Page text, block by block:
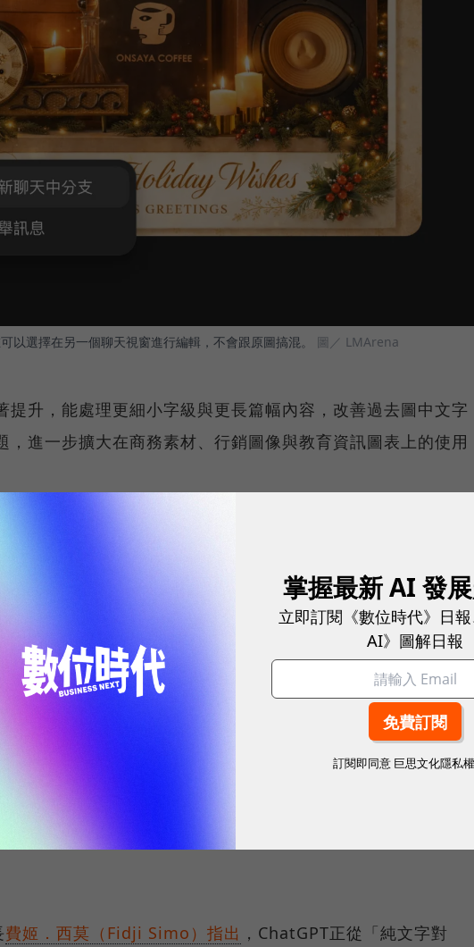
以選擇在另一個聊天視窗進行編輯，不會跟原圖搞混。 圖／ LMArena
提升，能處理更細小字級與更長篇幅內容，改善過去圖中文字
，進一步擴大在商務素材、行銷圖像與教育資訊圖表上的使用
半導體、數位趨勢！訂閱《數位時代》日報及社群活動訊息
費姬．西莫（Fidji Simo）指出 ，ChatGPT正從「純文字對
掌握最新 AI 發
立即訂閱《數位時代》日
AI》圖解日報
訂閱即同意 巨思文化隱私